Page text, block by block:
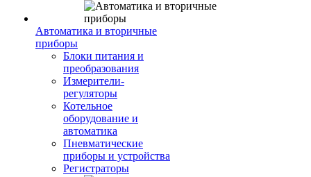
Автоматика и вторичные
приборы
Блоки питания и
преобразования
Измерители-
регуляторы
Котельное
оборудование и
автоматика
Пневматические
приборы и устройства
Регистраторы